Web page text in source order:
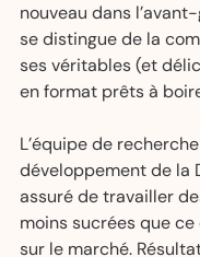
nouveau dans
se distingue de la
ses véritables (et
en format prêts à
L’équipe de
développement de la
assuré de travailler
moins sucrées que
sur le marché.